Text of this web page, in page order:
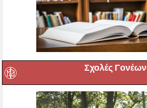
Σχολές Γονέων